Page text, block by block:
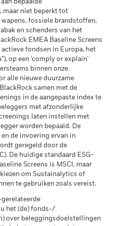
de berekening van de
Blackrock
83,76
Fund Ratings per
per 31/mrt/2026. De
fonds kunnen bijgevolg
MSCI ESG Fund Ratings.
te worden opgenomen, moet
en geldmarktfondsen)
komen van effecten die
(bepaalde
1,15%
inzake betrokkenheid van
weergegeven voor
en gerapporteerd
van hun inkomsten
zoals bepaald door MSCI
of oliezand (met een
bepaald door MSCI ESG
ketelkool 0,47% en voor
bepaalde
maar niet beperkt tot
fossiele brandstoffen,
en schenders van het
EMEA Baseline Screens
fondsen in Europa, het
op een 'comply or explain'
binnen onze
alle nieuwe duurzame
samen met de
in de aangepaste index te
met afzonderlijke
laten instellen met
worden bepaald. De
de invoering ervan in
geregeld door de
De huidige standaard ESG-
Screens is MSCI, maar
om Sustainalytics of
te gebruiken zoals vereist.
het (de) fonds-/
over beleggingsdoelstellingen